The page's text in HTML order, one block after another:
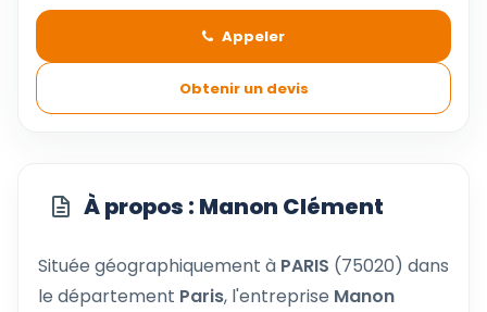
Appeler
Obtenir un devis
À propos : Manon Clément
Située géographiquement à PARIS (75020) dans
le département Paris, l'entreprise Manon